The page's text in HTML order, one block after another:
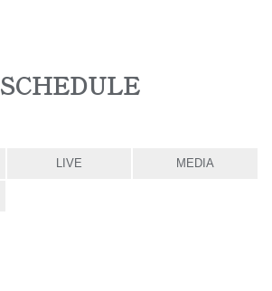
SCHEDULE
LIVE MEDIA